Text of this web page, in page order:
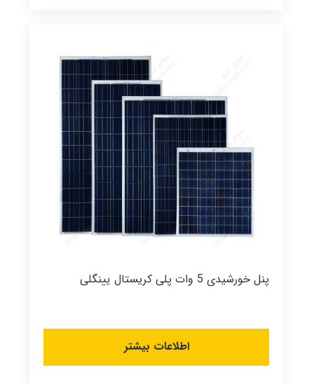
پنل خورشیدی 5 وات پلی کریستال یینگلی
اطلاعات بیشتر